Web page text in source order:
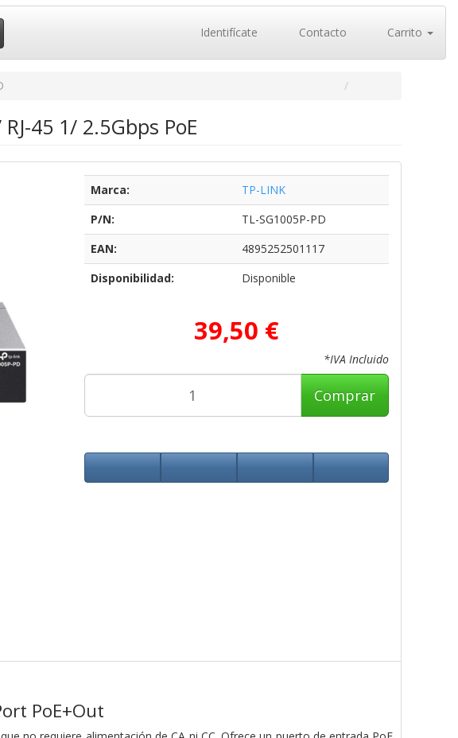
Identifícate Contacto Carrito
45 1/ 2.5Gbps PoE
Marca:
TP-LINK
P/N:
TL-SG1005P-PD
EAN:
4895252501117
Disponibilidad:
Disponible
39,50 €
*IVA Incluido
Comprar
PoE+Out